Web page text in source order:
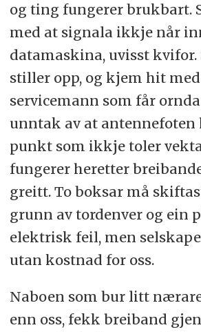
og ting fungerer brukbart.
med at signala ikkje når
datamaskina, uvisst kvifor.
stiller opp, og kjem hit
servicemann som får
unntak av at antennefoten
punkt som ikkje toler
fungerer heretter
greitt. To boksar må
grunn av tordenver og ein
elektrisk feil, men
utan kostnad for oss.
Naboen som bur litt
enn oss, fekk breiband